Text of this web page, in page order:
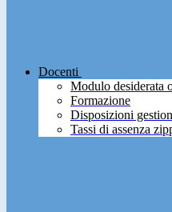
Docenti
Modulo desiderata
Formazione
Disposizioni
Tassi di assenza